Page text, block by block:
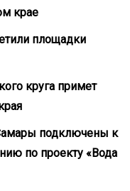
крае
площадки
круга примет
подключены к
по проекту «Вода